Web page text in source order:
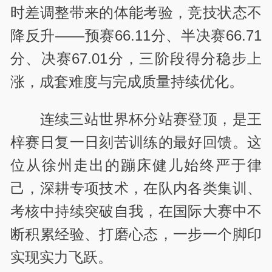
时差调整带来的体能考验，竞技状态不
降反升——预赛66.11分、半决赛66.71
分、决赛67.01分，三阶段得分稳步上
涨，成套难度与完成质量持续优化。
连续三站世界杯分站赛登顶，是王
梓赛日复一日刻苦训练的最好回馈。这
位从徐州走出的蹦床健儿始终严于律
己，深耕专项技术，在队内各类集训、
考核中持续突破自我，在国际大赛中不
断积累经验、打磨心态，一步一个脚印
实现实力飞跃。